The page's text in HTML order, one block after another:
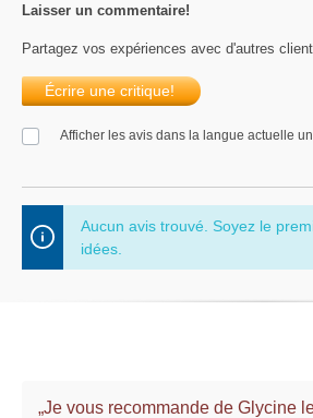
Laisser un commentaire!
Partagez vos expériences avec d'autres
Écrire une critique!
Afficher les avis dans la langue actuelle
Aucun avis trouvé. Soyez le
idées.
„Je vous recommande de Glycine